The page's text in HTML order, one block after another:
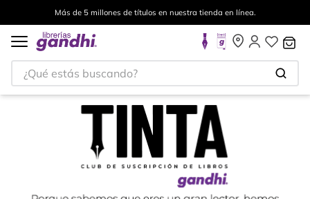
tienda en línea. Envíos a todo el mundo, para más
¿Qué estás buscando?